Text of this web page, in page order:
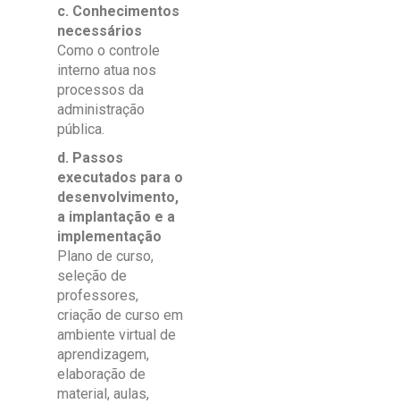
c. Conhecimentos
necessários
Como o controle
interno atua nos
processos da
administração
pública.
d. Passos
executados para o
desenvolvimento,
a implantação e a
implementação
Plano de curso,
seleção de
professores,
criação de curso em
ambiente virtual de
aprendizagem,
elaboração de
material, aulas,